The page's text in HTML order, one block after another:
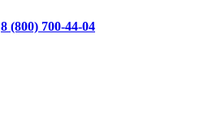
8 (800) 700-44-04